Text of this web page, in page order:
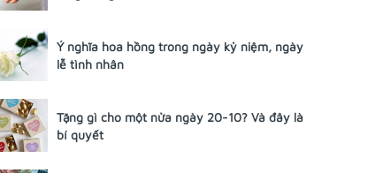
Ý nghĩa hoa hồng trong ngày kỷ niệm, ngày
lễ tình nhân
Tặng gì cho một nửa ngày 20-10? Và đây là
bí quyết